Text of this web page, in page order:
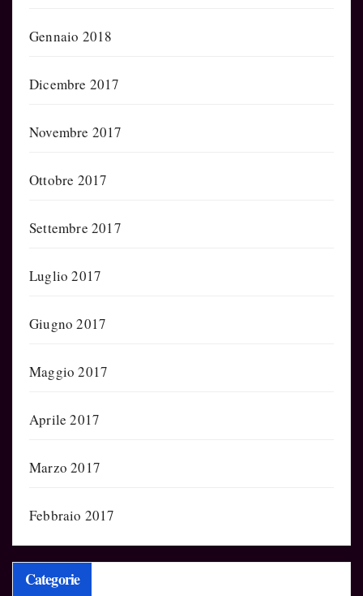
Gennaio 2018
Dicembre 2017
Novembre 2017
Ottobre 2017
Settembre 2017
Luglio 2017
Giugno 2017
Maggio 2017
Aprile 2017
Marzo 2017
Febbraio 2017
Categorie